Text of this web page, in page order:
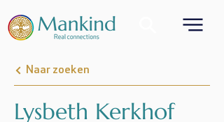
Naar zoeken
Lysbeth Kerkhof